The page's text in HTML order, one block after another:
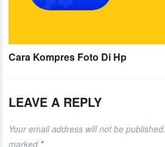
Cara Kompres Foto Di Hp
LEAVE A REPLY
Your email address will not be published.
marked *